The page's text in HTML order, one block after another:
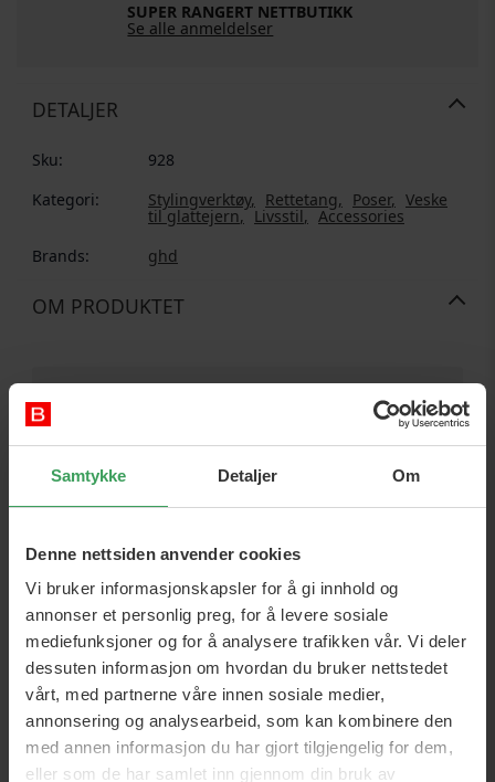
Samtykke Detaljer Om
Denne nettsiden anvender cookies
Vi bruker informasjonskapsler for å gi innhold og
annonser et personlig preg, for å levere sosiale
mediefunksjoner og for å analysere trafikken vår. Vi deler
dessuten informasjon om hvordan du bruker nettstedet
vårt, med partnerne våre innen sosiale medier,
annonsering og analysearbeid, som kan kombinere den
med annen informasjon du har gjort tilgjengelig for dem,
eller som de har samlet inn gjennom din bruk av
DETALJER
Sku:
928
Kategori:
Stylingverktøy Rettetang Poser Veske
til glattejern Livsstil
Accessories
Brands:
ghd
OM PRODUKTET
En smart 2-i-1-løsning som kombinerer et beskyttende
mot varme og pakke bort rettetangen – selv når den
fortsatt er varm. Rulledesignet gjør den enkel å bære i
vesken, mens det slitesterke materialet beskytter styleren
mot hverdagslige riper og støt.
Fordeler
Varmebestandig matte beskytter bord- og
baderomsoverflater under styling.
Avtakbar matte for fleksibel bruk og enkel rengjøring.
Beskyttende etui holder styleren din trygg under
SUPER RANGERT NETTBUTIKK
Se alle anmeldelser